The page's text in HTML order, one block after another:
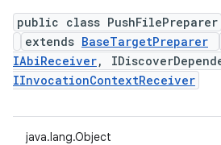
public class PushFilePreparer
extends BaseTargetPreparer
IAbiReceiver,
IInvocationContextReceiver
java.lang.Object